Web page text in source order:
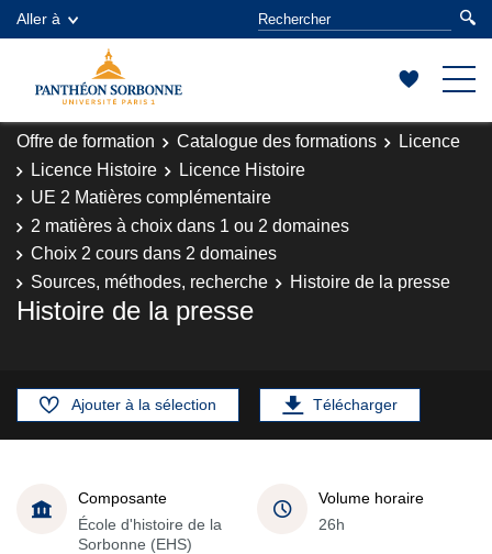
Aller à
Offre de formation Catalogue des formations
Licence
Licence Histoire
Licence Histoire
UE 2 Matières complémentaire
2 matières à choix dans 1 ou 2 domaines
Choix 2 cours dans 2 domaines
Sources, méthodes, recherche
Histoire de la presse
Histoire de la presse
Ajouter à la sélection Télécharger
Composante
École d'histoire de la
Sorbonne (EHS)
Volume horaire
26h